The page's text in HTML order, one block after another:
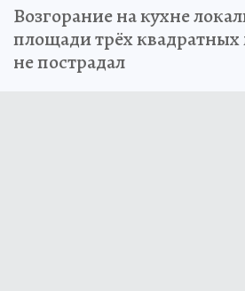
Возгорание на кухне
площади трёх
не пострадал